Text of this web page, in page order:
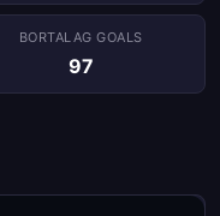
BORTALAG GOALS
97